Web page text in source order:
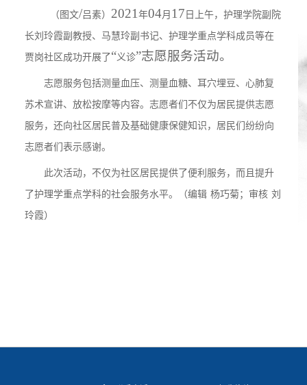
（图文/吕素）2021年04月 17 日上午，护理学院副院
长刘玲霞副教授、 马慧玲副书记、护理学重点学科成员等在
贾岗社区成功开展了 “义诊”志愿服务活动。
志愿服务包括测量血压、测量血糖、 耳穴埋豆、心肺复
苏术宣讲、 放松按摩等内容。志愿者们 不仅为居民提供志愿
服务，还向社区居民普及基础健康保健知识 ， 居民们 纷纷向
志愿者们表示感谢。
此次活动， 不仅为社区居民提供了便利服务， 而且提升
了护理学重点学科的社会服务水平。（编辑 杨巧菊； 审核 刘
玲霞）